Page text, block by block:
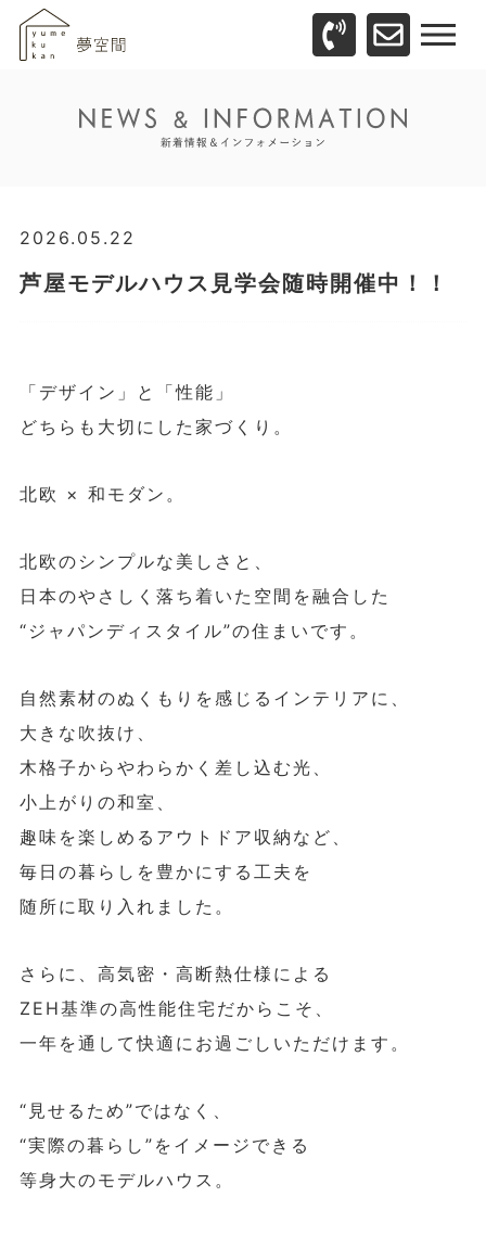
2026.05.22
芦屋モデルハウス見学会随時開催中！！
「デザイン」と「性能」
どちらも大切にした家づくり。
北欧 × 和モダン。
北欧のシンプルな美しさと、
日本のやさしく落ち着いた空間を融合した
“ジャパンディスタイル”の住まいです。
自然素材のぬくもりを感じるインテリアに、
大きな吹抜け、
木格子からやわらかく差し込む光、
小上がりの和室、
趣味を楽しめるアウトドア収納など、
毎日の暮らしを豊かにする工夫を
随所に取り入れました。
さらに、高気密・高断熱仕様による
ZEH基準の高性能住宅だからこそ、
一年を通して快適にお過ごしいただけます。
“見せるため”ではなく、
“実際の暮らし”をイメージできる
等身大のモデルハウス。